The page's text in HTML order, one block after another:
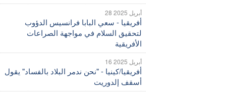
28 أبريل 2025
أفريقيا - سعي البابا فرانسيس الدؤوب
لتحقيق السلام في مواجهة الصراعات
الأفريقية
16 أبريل 2025
أفريقيا/كينيا - "نحن ندمر البلاد بالفساد" يقول
أسقف إلدوريت